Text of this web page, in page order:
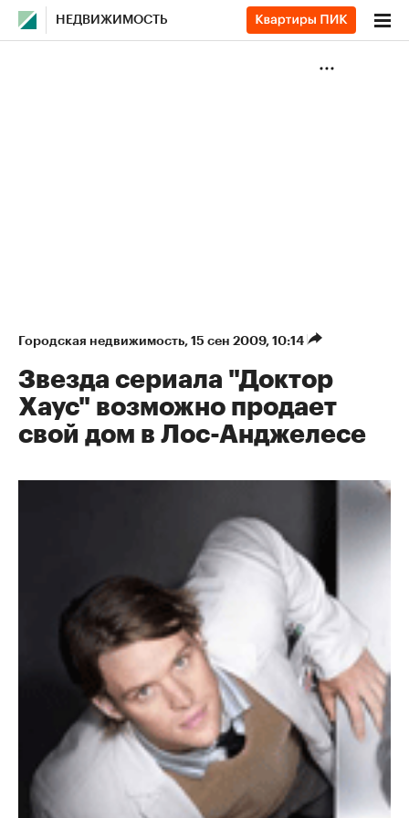
НЕДВИЖИМОСТЬ
Городская недвижимость⁠, 15 сен 2009, 10:14
Звезда сериала "Доктор
Хаус" возможно продает
свой дом в Лос-Анджелесе